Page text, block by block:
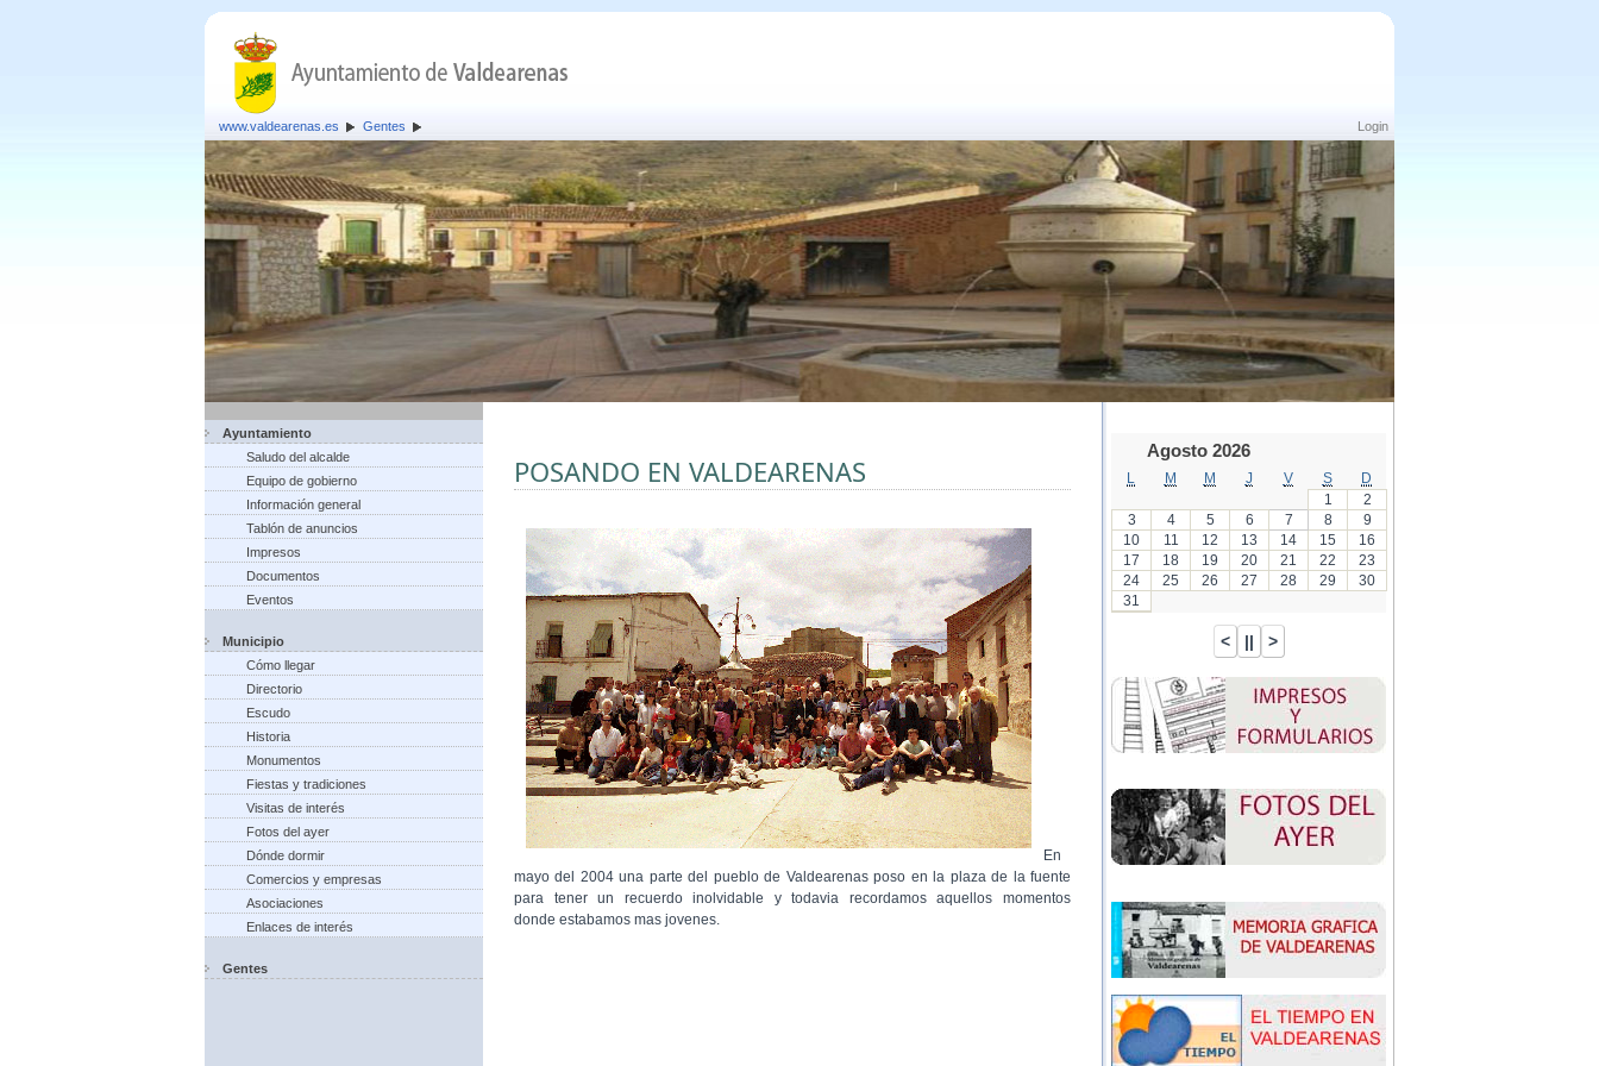
Login
www.valdearenas.es Gentes
Ayuntamiento
Saludo del alcalde
Equipo de gobierno
Información general
Tablón de anuncios
Impresos
Documentos
Eventos
Municipio
Cómo llegar
Directorio
Escudo
Historia
Monumentos
Fiestas y tradiciones
Visitas de interés
Fotos del ayer
Dónde dormir
Comercios y empresas
Asociaciones
Enlaces de interés
Gentes
POSANDO EN VALDEARENAS
En
mayo del 2004 una parte del pueblo de Valdearenas poso en la plaza de la fuente
para tener un recuerdo inolvidable y todavia recordamos aquellos momentos
donde estabamos mas jovenes.
Agosto 2026
M M J V S
D
1
2
3
4 5 6 7 8
9
10
11 12 13 14 15
16
17
18 19 20 21 22
23
24
25 26 27 28 29
30
31